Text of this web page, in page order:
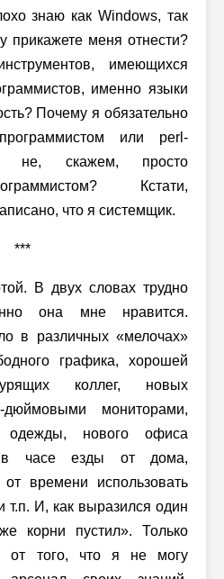
знаю как Windows, так
прикажете меня отнести?
имеющихся
именно языки
Почему я обязательно
или perl-
не, скажем, просто
Кстати,
что я системщик.
***
В двух словах трудно
она мне нравится.
в различных «мелочах»
графика, хорошей
коллег, новых
мониторами,
нового офиса
в часе езды от дома,
времени использовать
т.п. И, как выразился один
корни пустил». Только
от того, что я не могу